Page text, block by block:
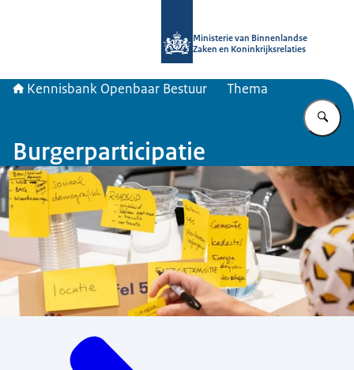
Ministerie van Binnenlandse
Zaken en Koninkrijksrelaties
Kennisbank Openbaar Bestuur Thema
Burgerparticipatie